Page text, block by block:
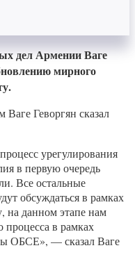
дел Армении Ваге
мирного
Ваге Геворгян сказал
урегулирования
в первую очередь
Все остальные
обсуждаться в рамках
на данном этапе нам
процесса в рамках
ОБСЕ», — сказал Ваге